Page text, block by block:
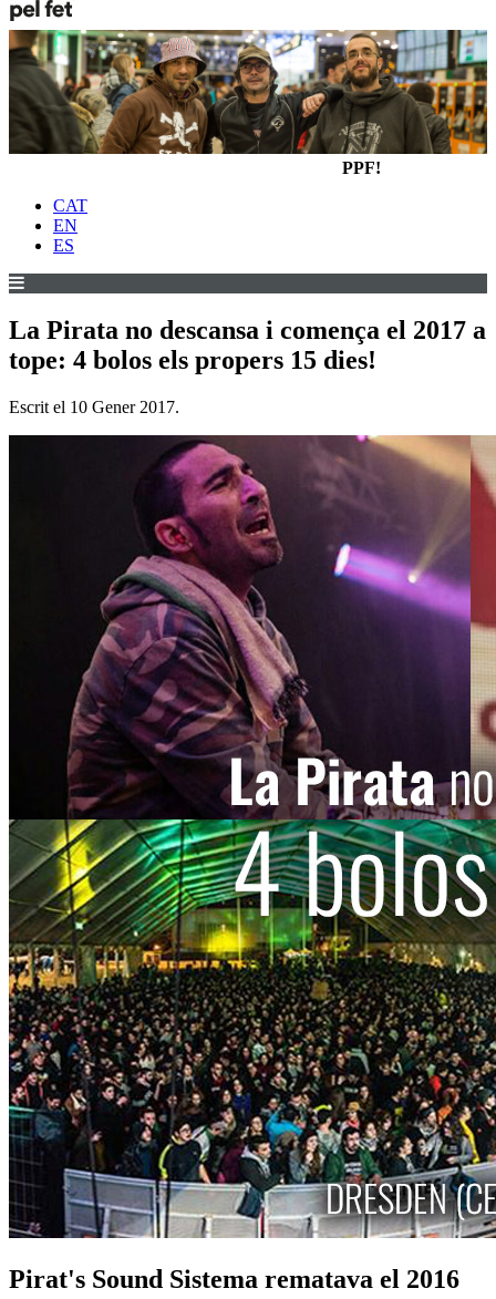
PPF!
CAT
EN
ES
La Pirata no descansa i comença el 2017 a
tope: 4 bolos els propers 15 dies!
Escrit el 10 Gener 2017.
Pirat's Sound Sistema rematava el 2016